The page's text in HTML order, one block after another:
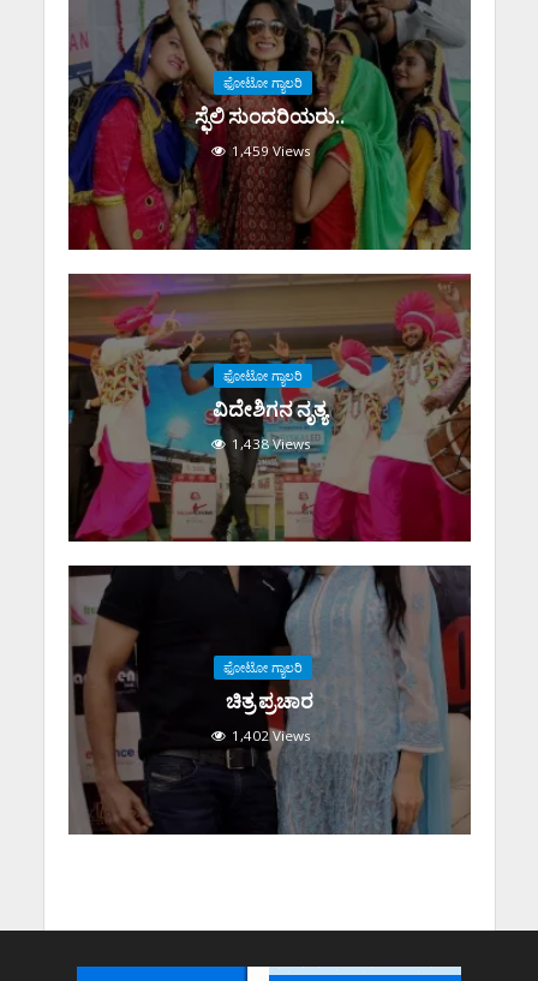
ಫೋಟೋ ಗ್ಯಾಲರಿ
ಸ್ಫೆಲಿ ಸುಂದರಿಯರು..
1,459 Views
ಫೋಟೋ ಗ್ಯಾಲರಿ
ವಿದೇಶಿಗನ ನೃತ್ಯ
1,438 Views
ಫೋಟೋ ಗ್ಯಾಲರಿ
ಚಿತ್ರ ಪ್ರಚಾರ
1,402 Views